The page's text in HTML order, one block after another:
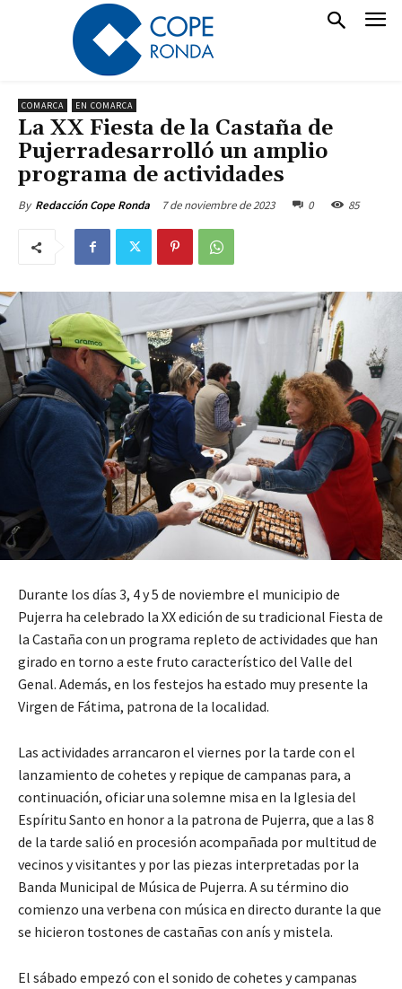
COMARCA EN COMARCA
La XX Fiesta de la Castaña de
Pujerradesarrolló un amplio
programa de actividades
By Redacción Cope Ronda 7 de noviembre de 2023 0 85
Durante los días 3, 4 y 5 de noviembre el municipio de
Pujerra ha celebrado la XX edición de su tradicional Fiesta de
la Castaña con un programa repleto de actividades que han
girado en torno a este fruto característico del Valle del
Genal. Además, en los festejos ha estado muy presente la
Virgen de Fátima, patrona de la localidad.
Las actividades arrancaron el viernes por la tarde con el
lanzamiento de cohetes y repique de campanas para, a
continuación, oficiar una solemne misa en la Iglesia del
Espíritu Santo en honor a la patrona de Pujerra, que a las 8
de la tarde salió en procesión acompañada por multitud de
vecinos y visitantes y por las piezas interpretadas por la
Banda Municipal de Música de Pujerra. A su término dio
comienzo una verbena con música en directo durante la que
se hicieron tostones de castañas con anís y mistela.
El sábado empezó con el sonido de cohetes y campanas